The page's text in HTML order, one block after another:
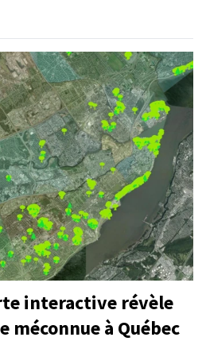
interactive révèle
méconnue à Québec